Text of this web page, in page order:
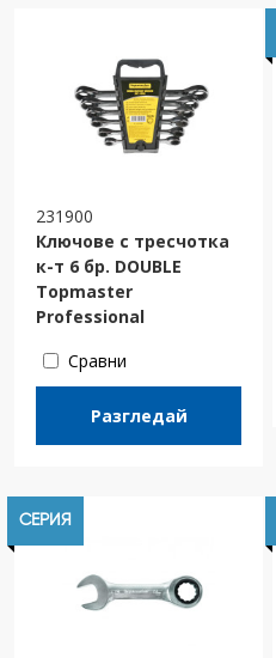
231900
Ключове с тресчотка
к-т 6 бр. DOUBLE
Topmaster
Professional
Сравни
Разгледай
СЕРИЯ